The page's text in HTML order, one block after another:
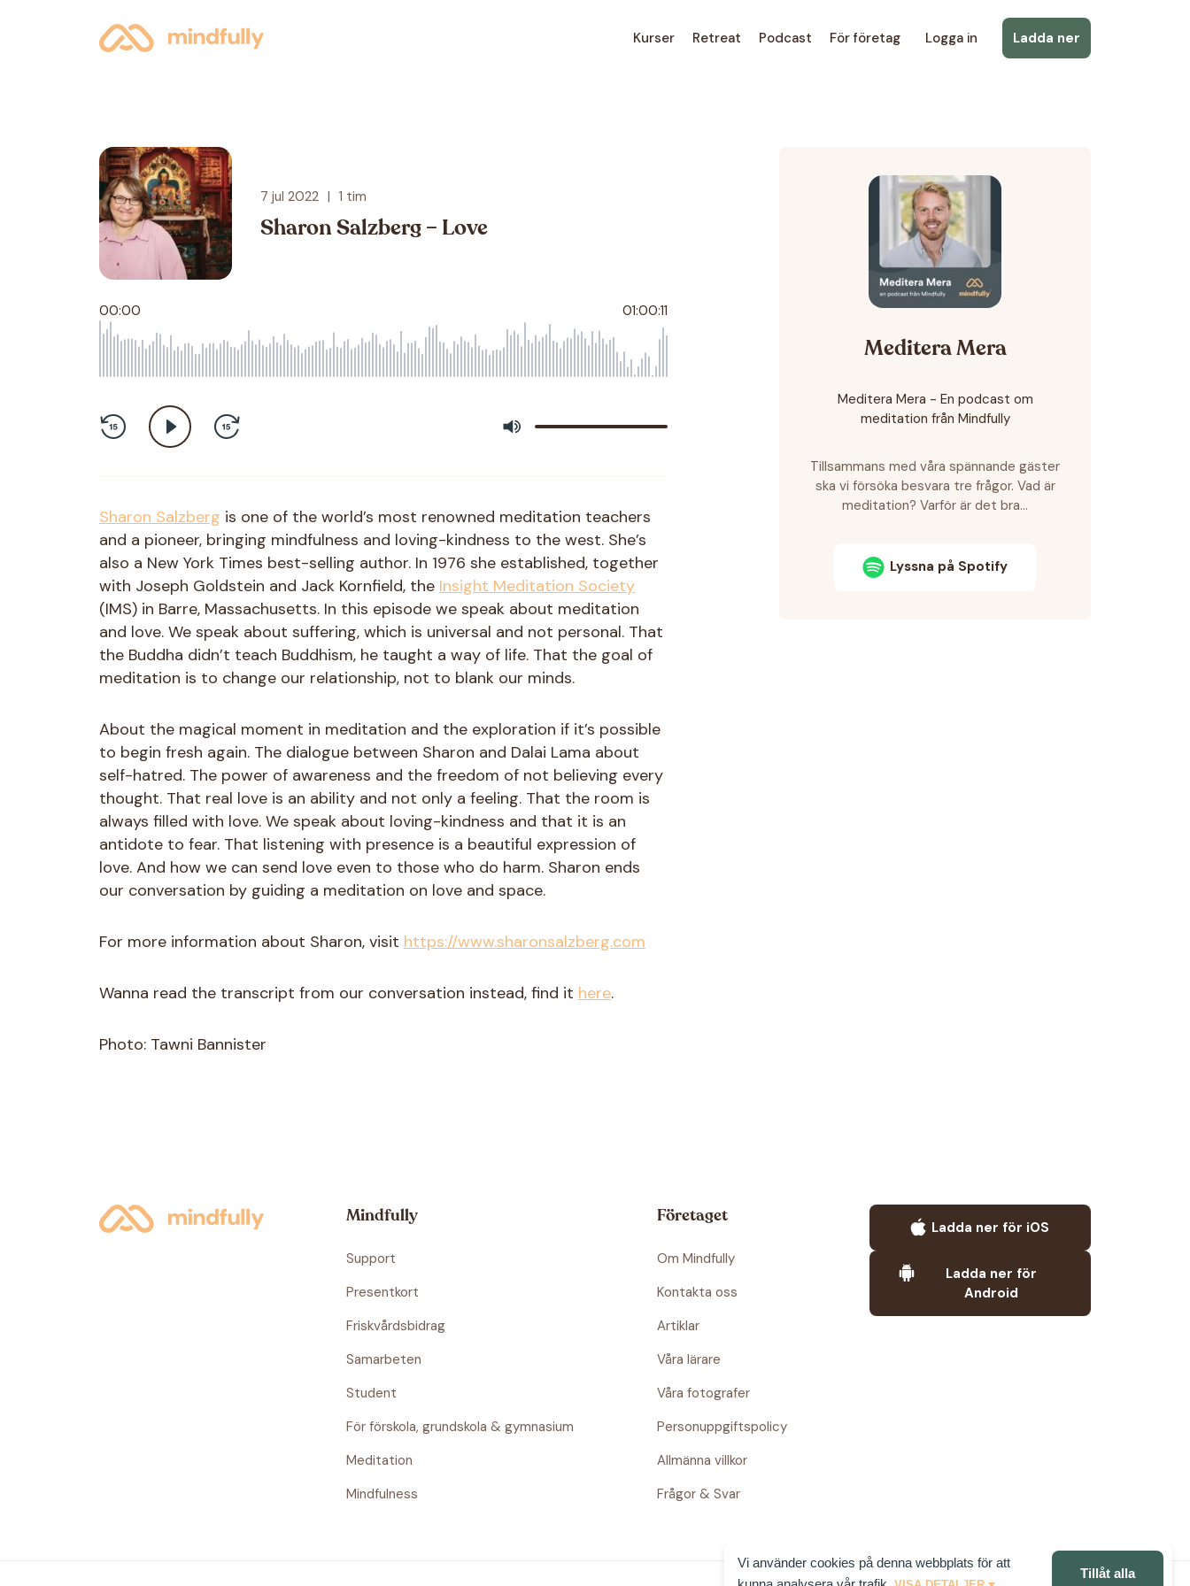
Vi använder cookies på denna webbplats för att
Tillåt alla
Kurser Retreat Podcast För företag Logga in Ladda ner
7 jul 2022 | 1 tim
Sharon Salzberg – Love
00:00 01:00:11
Sharon Salzberg is one of the world’s most renowned meditation teachers
and a pioneer, bringing mindfulness and loving-kindness to the west. She’s
also a New York Times best-selling author. In 1976 she established, together
with Joseph Goldstein and Jack Kornfield, the Insight Meditation Society
(IMS) in Barre, Massachusetts. In this episode we speak about meditation
and love. We speak about suffering, which is universal and not personal. That
the Buddha didn’t teach Buddhism, he taught a way of life. That the goal of
meditation is to change our relationship, not to blank our minds.
About the magical moment in meditation and the exploration if it’s possible
to begin fresh again. The dialogue between Sharon and Dalai Lama about
self-hatred. The power of awareness and the freedom of not believing every
thought. That real love is an ability and not only a feeling. That the room is
always filled with love. We speak about loving-kindness and that it is an
antidote to fear. That listening with presence is a beautiful expression of
love. And how we can send love even to those who do harm. Sharon ends
our conversation by guiding a meditation on love and space.
For more information about Sharon, visit https://www.sharonsalzberg.com
Wanna read the transcript from our conversation instead, find it here.
Photo: Tawni Bannister
Meditera Mera
Meditera Mera - En podcast om
meditation från Mindfully
Tillsammans med våra spännande gäster
ska vi försöka besvara tre frågor. Vad är
meditation? Varför är det bra…
Lyssna på Spotify
Mindfully
Support
Presentkort
Friskvårdsbidrag
Samarbeten
Student
För förskola, grundskola & gymnasium
Meditation
Mindfulness
Företaget
Om Mindfully
Kontakta oss
Artiklar
Våra lärare
Våra fotografer
Personuppgiftspolicy
Allmänna villkor
Frågor & Svar
Ladda ner för iOS
Ladda ner för
Android